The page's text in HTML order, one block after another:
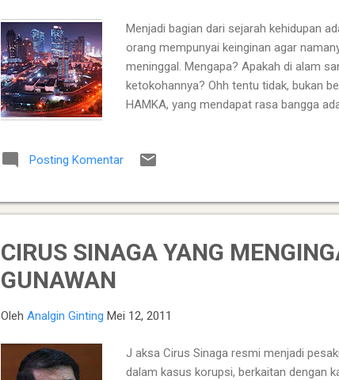
Menjadi bagian dari sejarah kehidupan
orang mempunyai keinginan agar
meninggal. Mengapa? Apakah di alam
ketokohannya? Ohh tentu tidak, bukan
HAMKA, yang mendapat rasa bangga
masih bisa melihat atau mendengar
berbeda, yang spektakuler, yang berani,
sesuatu yang sangat berguna bagi
Posting Komentar
CIRUS SINAGA YANG
GUNAWAN
Oleh Analgin Ginting Mei 12, 2011
J aksa Cirus Sinaga resmi menjadi
dalam kasus korupsi, berkaitan dengan